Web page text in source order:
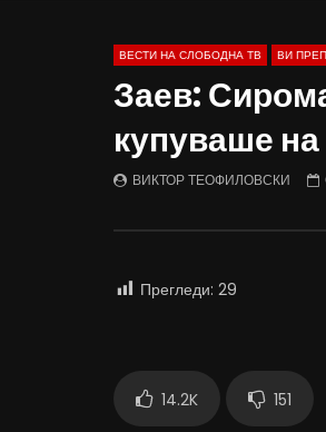
ВЕСТИ НА СЛОБОДНА ТВ ВИ
Заев:
купуваше
ВИКТОР ТЕОФИЛОВСКИ
Прегледи: 29
14.2K 151